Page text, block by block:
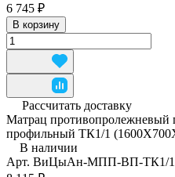
6 745 ₽
В корзину
Рассчитать доставку
Матрац противопролежневый
профильный ТК1/1
В наличии
Арт. ВиЦыАн-МПП-ВП-ТК1/